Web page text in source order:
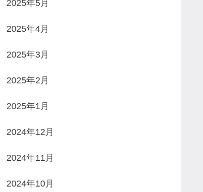
2025年5月
2025年4月
2025年3月
2025年2月
2025年1月
2024年12月
2024年11月
2024年10月